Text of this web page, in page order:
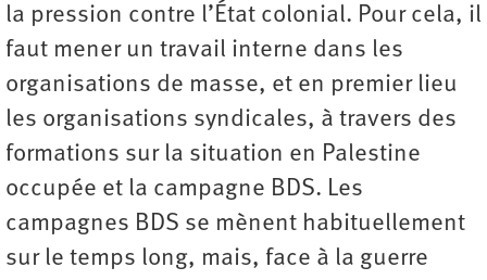
la pression contre l’État colonial. Pour cela, il
faut mener un travail interne dans les
organisations de masse, et en premier lieu
les organisations syndicales, à travers des
formations sur la situation en Palestine
occupée et la campagne BDS. Les
campagnes BDS se mènent habituellement
sur le temps long, mais, face à la guerre